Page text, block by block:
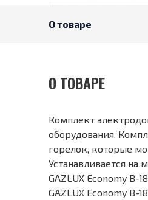
О товаре
О ТОВАРЕ
Комплект
оборудования.
горелок, которые
Устанавливается на
GAZLUX Economy B-
GAZLUX Economy B-